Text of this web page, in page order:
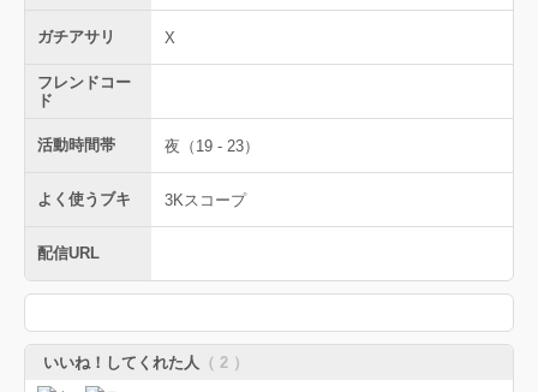
ガチアサリ X
フレンドコー
ド
活動時間帯 夜（19 - 23）
よく使うブキ 3Kスコープ
配信URL
いいね！してくれた人 （ 2 ）